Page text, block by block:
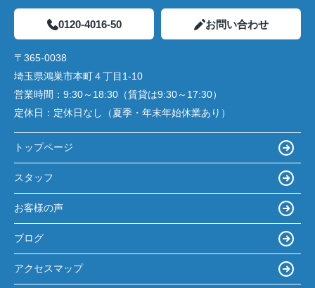
0120-4016-50 お問い合わせ
〒365-0038
埼玉県鴻巣市本町４丁目1-10
営業時間： 9:30～18:30（賃貸は9:30～17:30）
定休日： 定休日なし（夏季・年末年始休業あり）
トップページ
スタッフ
お客様の声
ブログ
アクセスマップ